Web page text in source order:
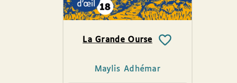
La Grande Ourse
Maylis Adhémar